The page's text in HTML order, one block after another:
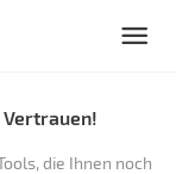
die Ihnen noch